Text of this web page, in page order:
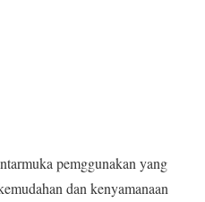
pemggunakan yang
dan kenyamanaan